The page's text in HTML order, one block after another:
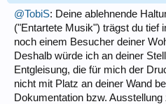
@TobiS: Deine ablehnende
("Entartete Musik") trägst du tief
noch einem Besucher deiner
Deshalb würde ich an deiner
Entgleisung, die für mich der
nicht mit Platz an deiner Wand
Dokumentation bzw.